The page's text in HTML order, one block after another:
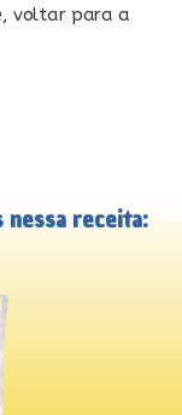
voltar para a
nessa receita: